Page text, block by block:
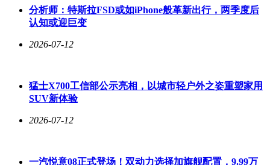
分析师：特斯拉FSD或如iPhone般革新出行，两季度后
认知或迎巨变
2026-07-12
猛士X700工信部公示亮相，以城市轻户外之姿重塑家用
SUV新体验
2026-07-12
一汽悦意08正式登场！双动力选择加旗舰配置，9.99万